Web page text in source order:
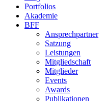
Portfolios
Akademie
BFF
Ansprechpartner
Satzung
Leistungen
Mitgliedschaft
Mitglieder
Events
Awards
Publikationen